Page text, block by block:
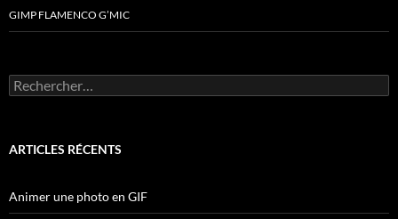
GIMP FLAMENCO G’MIC
Rechercher :
ARTICLES RÉCENTS
Animer une photo en GIF